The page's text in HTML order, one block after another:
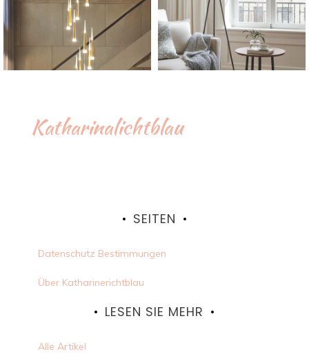
Katharinalichtblau
SEITEN
Datenschutz Bestimmungen
Über Katharinerichtblau
LESEN SIE MEHR
Alle Artikel